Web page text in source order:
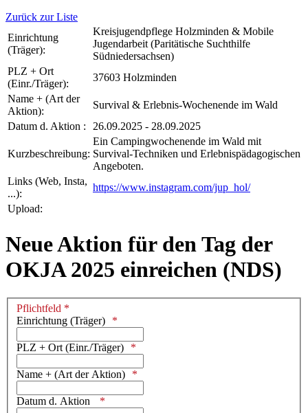
Zurück zur Liste
Einrichtung
(Träger):
Kreisjugendpflege Holzminden & Mobile
Jugendarbeit (Paritätische Suchthilfe
Südniedersachsen)
PLZ + Ort
(Einr./Träger):
37603 Holzminden
Name + (Art der
Aktion):
Survival & Erlebnis-Wochenende im Wald
Datum d. Aktion :
26.09.2025 - 28.09.2025
Kurzbeschreibung:
Ein Campingwochenende im Wald mit
Survival-Techniken und Erlebnispädagogischen
Angeboten.
Links (Web, Insta,
...):
https://www.instagram.com/jup_hol/
Upload:
Neue Aktion für den Tag der
OKJA 2025 einreichen (NDS)
Pflichtfeld *
Einrichtung (Träger)
PLZ + Ort (Einr./Träger)
Name + (Art der Aktion)
Datum d. Aktion